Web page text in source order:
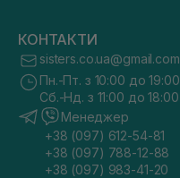
КОНТАКТИ
sisters.co.ua@gmail.com
Пн.-Пт. з 10:00 до 19:00
Сб.-Нд. з 11:00 до 18:00
Менеджер
+38 (097) 612-54-81
+38 (097) 788-12-88
+38 (097) 983-41-20